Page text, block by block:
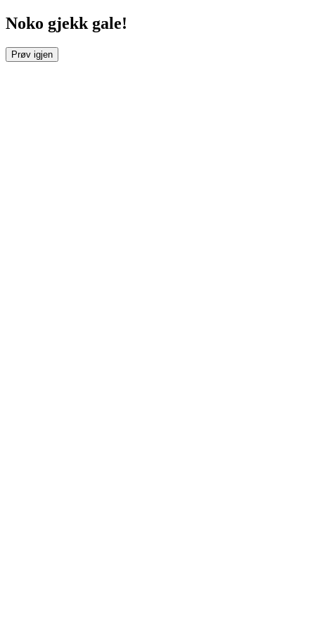
Noko gjekk gale!
Prøv igjen